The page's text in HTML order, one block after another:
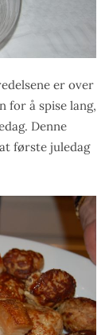
er over
for å spise lang,
Denne
første juledag